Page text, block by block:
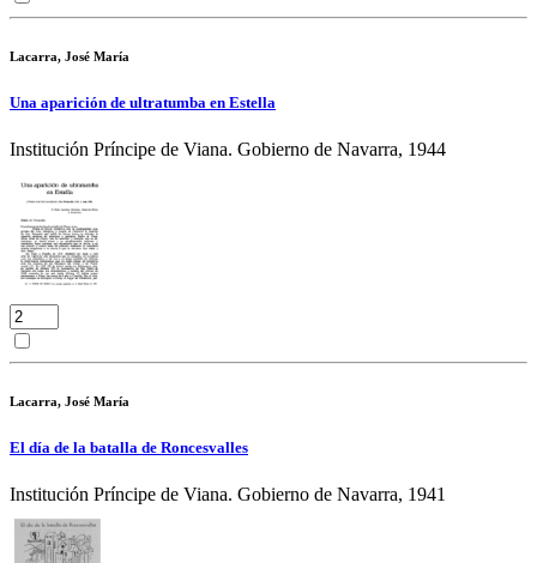
Lacarra, José María
Una aparición de ultratumba en Estella
Institución Príncipe de Viana. Gobierno de Navarra, 1944
Lacarra, José María
El día de la batalla de Roncesvalles
Institución Príncipe de Viana. Gobierno de Navarra, 1941